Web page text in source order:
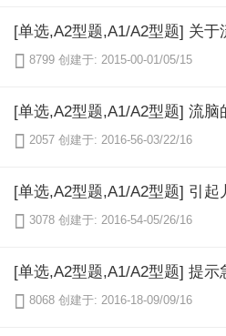
 8799 创建于: 2015-00-01/05/15
[单选,A2型题,A1/A2型题] 流脑
 2057 创建于: 2016-56-03/22/16
 3078 创建于: 2016-54-05/26/16
 8068 创建于: 2016-18-09/09/16